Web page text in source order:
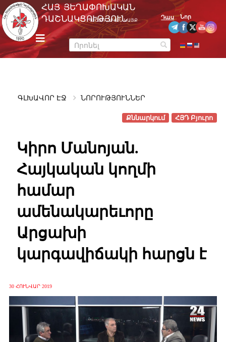
Skip
to
content
m
e
n
u
ՀԱՅ ՅԵՂԱՓՈԽԱԿԱՆ
ԴԱՇՆԱԿՑՈՒԹՅՈՒՆ
ՊԱՇՏՈՆԱԿԱՆ ԿԱՅՔ
Դաս Նոր
ԳԼԽԱՎՈՐ ԷՋ ՆՈՐՈՒԹՅՈՒՆՆԵՐ
ՀՅԴ Բյուրո
Քննարկում
Կիրո Մանոյան.
Հայկական կողմի
համար
ամենակարեւորը
Արցախի
կարգավիճակի հարցն է
30 ՀՈՒՆՎԱՐ 2019